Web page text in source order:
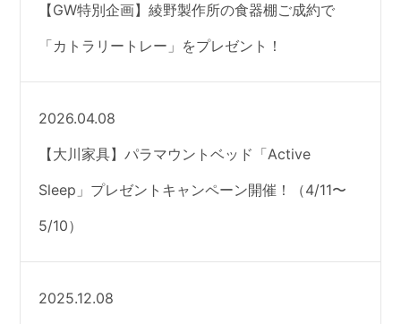
【GW特別企画】綾野製作所の食器棚ご成約で
「カトラリートレー」をプレゼント！
2026.04.08
【大川家具】パラマウントベッド「Active
Sleep」プレゼントキャンペーン開催！（4/11〜
5/10）
2025.12.08